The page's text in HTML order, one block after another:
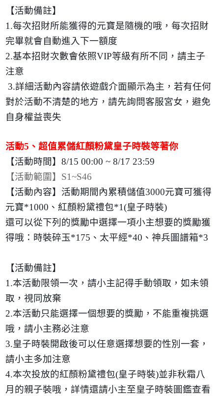
【活動備註】
1.每次招財所能獲得的元寶是隨機的哦，每次招財
完畢就會自動進入下一額度
2.基本招財次數會依照VIP等級有所不同，請主子
注意
3.詳細活動內容請依遊戲介面顯示為主，若有任何
對於活動不清楚的地方，請先詢問客服宮女，避免
自身權益喪失
活動5 、超值累儲紅顏粉黛皇子時裝等著你
【活動時間】8/15 00:00 ~ 8/17 23:59
【活動範圍】 S1~S46
【活動內容】活動期間內累積儲值3000元寶可獲得
元寶*1000 、紅顏粉黛禮包*1(皇子時裝)
還可以從下列的獎勵中選擇一項小主想要的獎勵獲
得哦：時裝碎玉*175 、太平經*40 、神兵圖譜箱*3
【活動備註】
1.本活動限領一次，請小主記得手動領取，如未領
取，視同放棄
2.本活動只能選擇一個想要的獎勵，不能重複挑選
哦，請小主務必注意
3.皇子時裝開啟後可以任意選擇想要的性別一套，
請小主多加注意
4.本次投放的紅顏粉黛禮包(皇子時裝)並非秋霜八
月的親子裝哦，詳情還請小主至皇子時裝圖鑑查看